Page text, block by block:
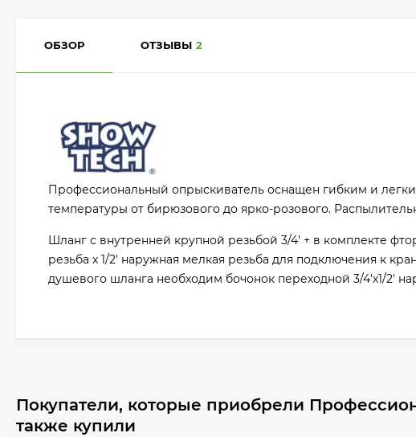
ОБЗОР ОТЗЫВЫ 2
Профессиональный опрыскиватель оснащен гибким и
температуры от бирюзового до ярко-розового.
Шланг с внутренней крупной резьбой 3/4' + в комплекте
резьба x 1/2' наружная мелкая резьба для подключения к
душевого шланга необходим бочонок переходной 3/4'х1/2'
Покупатели, которые приобрели
также купили